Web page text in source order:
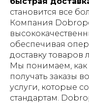
становится все
Компания
обеспечивая
доставку
Мы понимаем, как
получать заказы
услуги, которые
стандартам.